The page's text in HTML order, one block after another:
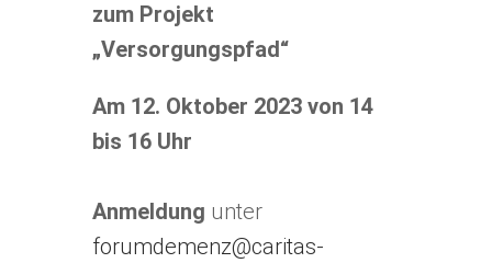
zum Projekt
„Versorgungspfad“
Am 12. Oktober 2023 von 14
bis 16 Uhr
Anmeldung unter
forumdemenz@caritas-